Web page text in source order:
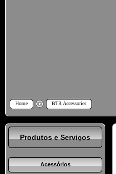
Home BTR Accessories
Produtos e Serviços
Acessórios